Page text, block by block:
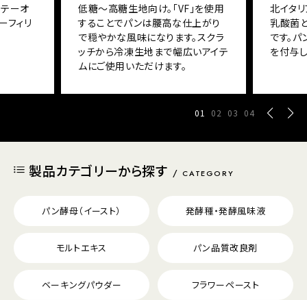
ーオ
フィリ
低糖～高糖生地向け。「VF」を使用
することでパンは腰高な仕上がり
で穏やかな風味になります。スクラ
ッチから冷凍生地まで幅広いアイテ
ムにご使用いただけます。
北イタ
乳酸菌
です。
を付与
01 02 03 04
製品カテゴリーから探す CATEGORY
パン酵母（イースト） 発酵種・発酵風味液
モルトエキス パン品質改良剤
ベーキングパウダー フラワーペースト